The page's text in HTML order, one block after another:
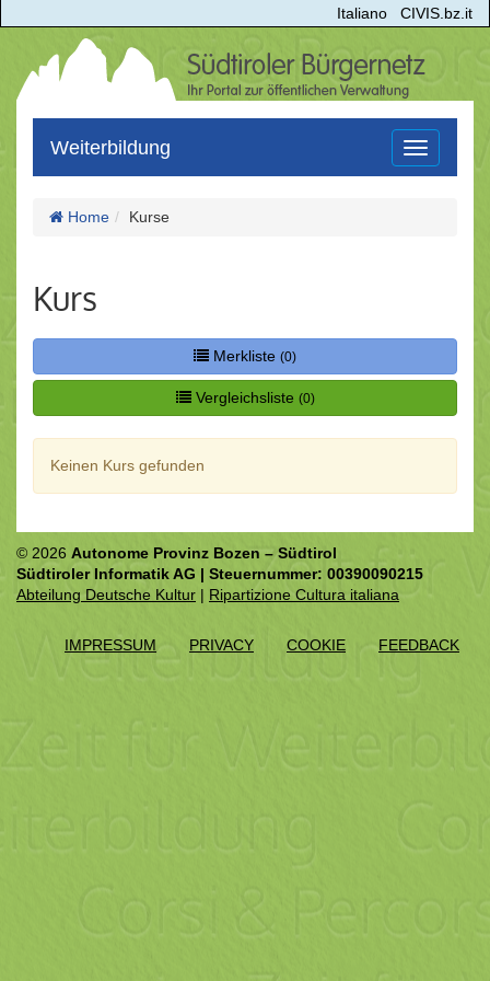
Italiano CIVIS.bz.it
Toggle
navigation
Weiterbildung
Home Kurse
Kurs
Merkliste (0)
Vergleichsliste (0)
Keinen Kurs gefunden
© 2026 Autonome Provinz Bozen – Südtirol
Südtiroler Informatik AG | Steuernummer: 00390090215
Abteilung Deutsche Kultur | Ripartizione Cultura italiana
IMPRESSUM PRIVACY COOKIE FEEDBACK